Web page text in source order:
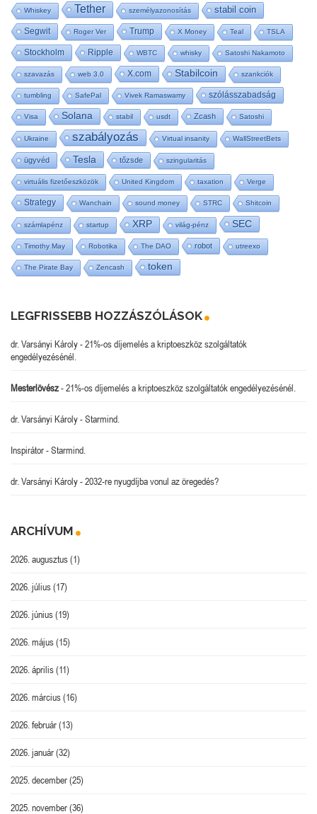
Whiskey Tether személyazonosítás stabil coin
Segwit Roger Ver Trump X Money Teal TSLA
Stockholm Ripple WBTC whisky Satoshi Nakamoto
szavazás web 3.0 X.com Stabilcoin szankciók
tumbling SafePal Vivek Ramaswamy szólásszabadság
Visa Solana stabil usdt Zcash Satoshi
Ukraine szabályozás Virtual insanity WallStreetBets
ügyvéd Tesla tőzsde szingularitás
virtuális fizetőeszközök United Kingdom taxation Verge
Strategy Wanchain sound money STRC Shitcoin
számlapénz startup XRP világ-pénz SEC
Timothy May Robotika The DAO robot utreexo
The Pirate Bay Zencash token
LEGFRISSEBB HOZZÁSZÓLÁSOK
dr. Varsányi Károly-21%-os díjemelés a kriptoeszköz szolgáltatók
engedélyezésénél.
Mesterlövész-21%-os díjemelés a kriptoeszköz szolgáltatók engedélyezésénél.
dr. Varsányi Károly-Starmind.
Inspirátor-Starmind.
dr. Varsányi Károly-2032-re nyugdíjba vonul az öregedés?
ARCHÍVUM
2026. augusztus(1)
2026. július(17)
2026. június(19)
2026. május(15)
2026. április(11)
2026. március(16)
2026. február(13)
2026. január(32)
2025. december(25)
2025. november(36)